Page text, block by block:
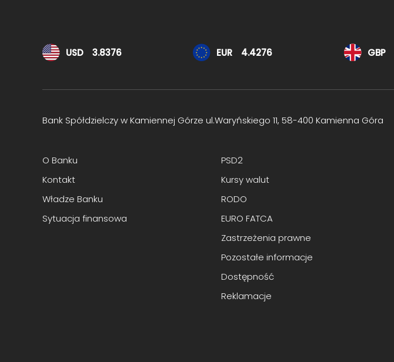
Kursy walut
USD 3.8376 EUR 4.4276 GBP
Bank Spółdzielczy w Kamiennej Górze ul.Waryńskiego 11, 58-400 Kamienna Góra
O Banku
Kontakt
Władze Banku
Sytuacja finansowa
PSD2
Kursy walut
RODO
EURO FATCA
Zastrzeżenia prawne
Pozostałe informacje
Dostępność
Reklamacje